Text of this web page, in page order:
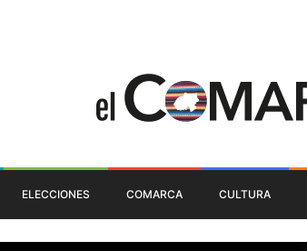
ELECCIONES COMARCA CULTURA